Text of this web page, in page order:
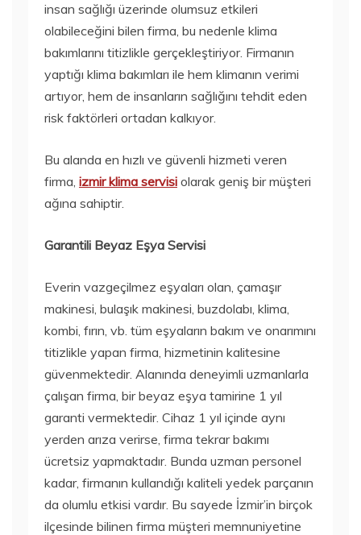
insan sağlığı üzerinde olumsuz etkileri
olabileceğini bilen firma, bu nedenle klima
bakımlarını titizlikle gerçekleştiriyor. Firmanın
yaptığı klima bakımları ile hem klimanın verimi
artıyor, hem de insanların sağlığını tehdit eden
risk faktörleri ortadan kalkıyor.
Bu alanda en hızlı ve güvenli hizmeti veren
firma, izmir klima servisi olarak geniş bir müşteri
ağına sahiptir.
Garantili Beyaz Eşya Servisi
Everin vazgeçilmez eşyaları olan, çamaşır
makinesi, bulaşık makinesi, buzdolabı, klima,
kombi, fırın, vb. tüm eşyaların bakım ve onarımını
titizlikle yapan firma, hizmetinin kalitesine
güvenmektedir. Alanında deneyimli uzmanlarla
çalışan firma, bir beyaz eşya tamirine 1 yıl
garanti vermektedir. Cihaz 1 yıl içinde aynı
yerden arıza verirse, firma tekrar bakımı
ücretsiz yapmaktadır. Bunda uzman personel
kadar, firmanın kullandığı kaliteli yedek parçanın
da olumlu etkisi vardır. Bu sayede İzmir’in birçok
ilçesinde bilinen firma müşteri memnuniyetine